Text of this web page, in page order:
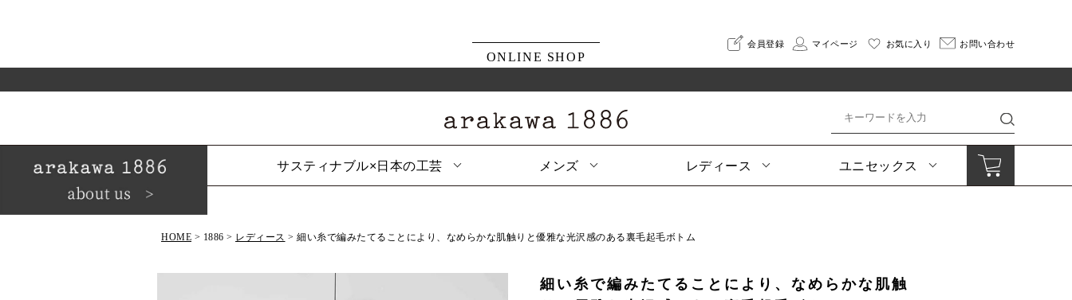
ONLINE SHOP
会員登録 マイページ お気に入り お問い合わせ
サスティナブル×日本の工芸 メンズ レディース ユニセックス
HOME 1886 レディース 細い糸で編みたてることにより、なめらかな肌触りと優雅な光沢感のある裏毛起毛ボトム
細い糸で編みたてることにより、なめらかな肌触